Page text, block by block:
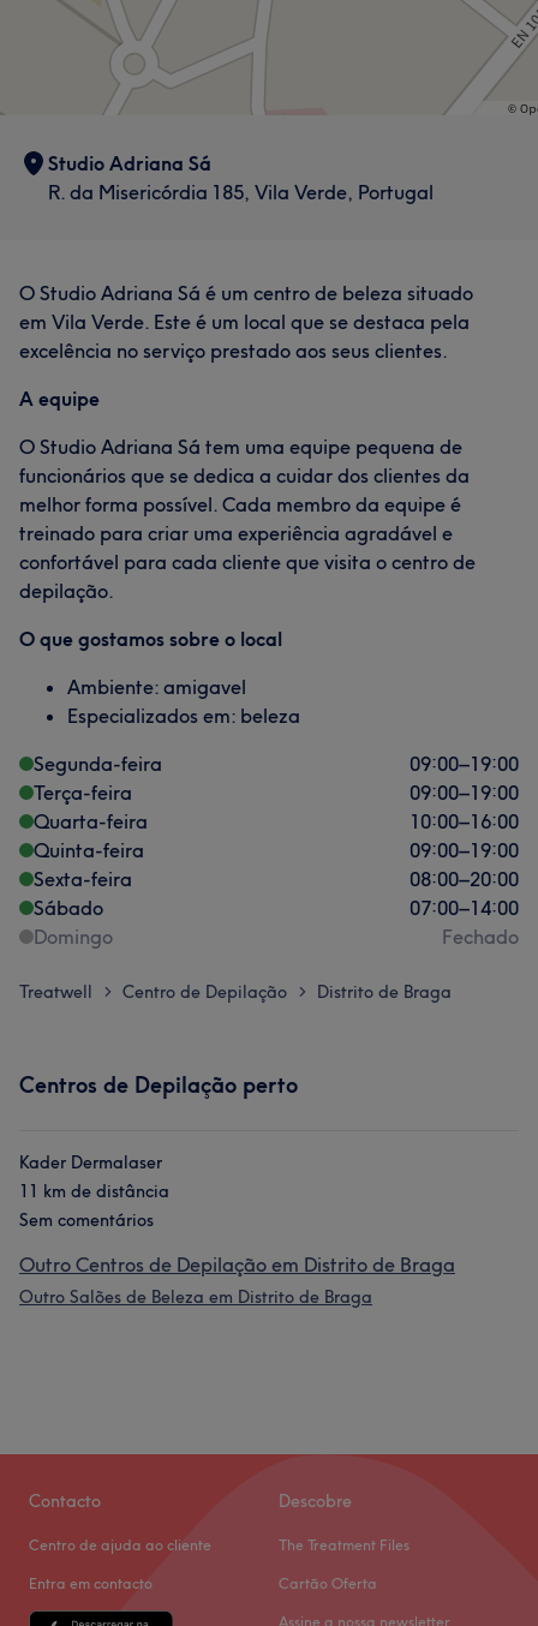
Studio Adriana Sá
R. da Misericórdia 185, Vila Verde, Portugal
O Studio Adriana Sá é um centro de beleza situado
em Vila Verde. Este é um local que se destaca pela
excelência no serviço prestado aos seus clientes.
A equipe
O Studio Adriana Sá tem uma equipe pequena de
funcionários que se dedica a cuidar dos clientes da
melhor forma possível. Cada membro da equipe é
treinado para criar uma experiência agradável e
confortável para cada cliente que visita o centro de
depilação.
O que gostamos sobre o local
Ambiente: amigavel
Especializados em: beleza
Segunda-feira
09:00–19:00
Terça-feira
09:00–19:00
Quarta-feira
10:00–16:00
Quinta-feira
09:00–19:00
Sexta-feira
08:00–20:00
Sábado
07:00–14:00
Domingo
Fechado
Treatwell > Centro de Depilação > Distrito de Braga
Centros de Depilação perto
Kader Dermalaser
11 km de distância
Sem comentários
Outro Centros de Depilação em Distrito de Braga
Outro Salões de Beleza em Distrito de Braga
Contacto
Centro de ajuda ao cliente
Entra em contacto
Descobre
The Treatment Files
Cartão Oferta
Assine a nossa newsletter